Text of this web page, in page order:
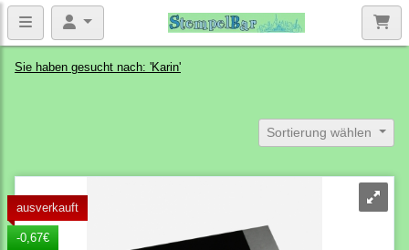
Sie haben gesucht nach: 'Karin'
Sortierung wählen
ausverkauft
-0,67€